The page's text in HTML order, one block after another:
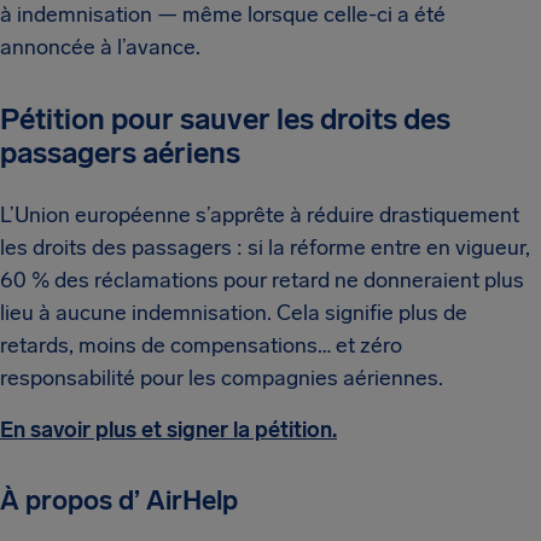
à indemnisation — même lorsque celle-ci a été
annoncée à l’avance.
Pétition pour sauver les droits des
passagers aériens
L’Union européenne s’apprête à réduire drastiquement
les droits des passagers : si la réforme entre en vigueur,
60 % des réclamations pour retard ne donneraient plus
lieu à aucune indemnisation. Cela signifie plus de
retards, moins de compensations… et zéro
responsabilité pour les compagnies aériennes.
En savoir plus et signer la pétition.
À propos d’ AirHelp